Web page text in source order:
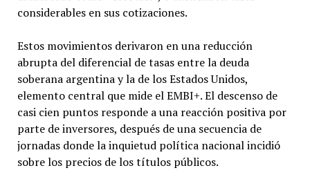
considerables en sus cotizaciones.
Estos movimientos derivaron en una reducción
abrupta del diferencial de tasas entre la deuda
soberana argentina y la de los Estados Unidos,
elemento central que mide el EMBI+. El descenso de
casi cien puntos responde a una reacción positiva por
parte de inversores, después de una secuencia de
jornadas donde la inquietud política nacional incidió
sobre los precios de los títulos públicos.